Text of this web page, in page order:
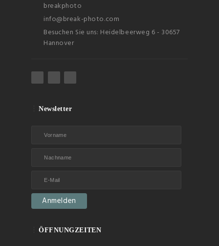
breakphoto
info@break-photo.com
Besuchen Sie uns: Heidelbeerweg 6 - 30657
Hannover
Newsletter
ÖFFNUNGZEITEN